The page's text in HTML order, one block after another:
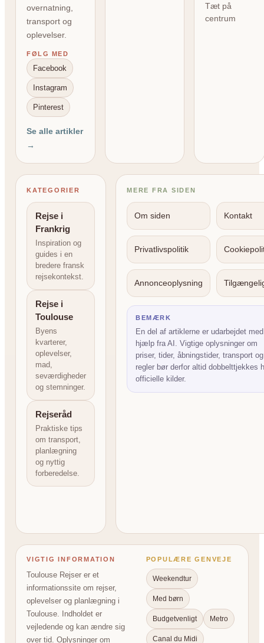
overnatning,
transport og
oplevelser.
FØLG MED
Facebook
Instagram
Pinterest
Se alle artikler
→
Tæt på
centrum
KATEGORIER
Rejse i
Frankrig
Inspiration og
guides i en
bredere fransk
rejsekontekst.
Rejse i
Toulouse
Byens
kvarterer,
oplevelser,
mad,
seværdigheder
og stemninger.
Rejseråd
Praktiske tips
om transport,
planlægning
og nyttig
forberedelse.
MERE FRA SIDEN
Om siden Kontakt
Privatlivspolitik
Annonceoplysning
BEMÆRK
En del af artiklerne er udarbejdet med
hjælp fra AI. Vigtige oplysninger om
priser, tider, åbningstider, transport og
regler bør derfor altid dobbelttjekkes
officielle kilder.
VIGTIG INFORMATION
Toulouse Rejser er et
informationssite om rejser,
oplevelser og planlægning i
Toulouse. Indholdet er
vejledende og kan ændre sig
over tid. Oplysninger om
POPULÆRE GENVEJE
Weekendtur
Med børn
Budgetvenligt Metro
Canal du Midi